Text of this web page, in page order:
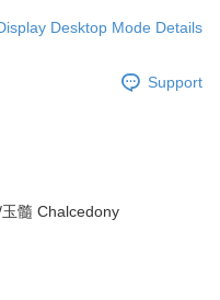
Desktop Mode Details
Support
髓 Chalcedony